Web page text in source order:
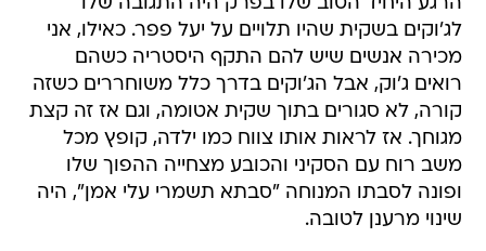
לג'וקים בשקית שהיו תלויים על יעל פפר. כאילו, אני
מכירה אנשים שיש להם התקף היסטריה כשהם
רואים ג'וק, אבל הג'וקים בדרך כלל משוחררים כשזה
קורה, לא סגורים בתוך שקית אטומה, וגם אז זה קצת
מגוחך. אז לראות אותו צווח כמו ילדה, קופץ מכל
משב רוח עם הסקיני והכובע מצחייה ההפוך שלו
ופונה לסבתו המנוחה "סבתא תשמרי עלי אמן", היה
שינוי מרענן לטובה.